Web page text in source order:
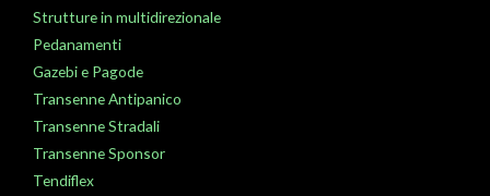
Strutture in multidirezionale
Pedanamenti
Gazebi e Pagode
Transenne Antipanico
Transenne Stradali
Transenne Sponsor
Tendiflex